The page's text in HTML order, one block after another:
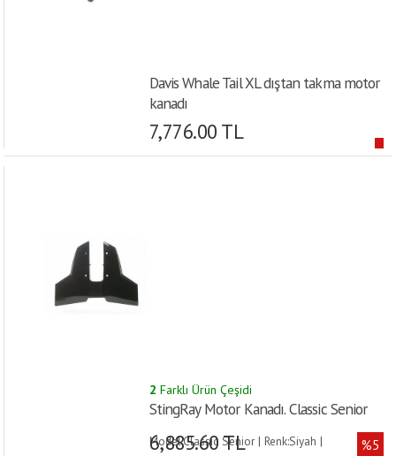
Davis Whale Tail XL dıştan takma motor
kanadı
7,776.00 TL
2 Farklı Ürün Çeşidi
StingRay Motor Kanadı. Classic Senior
Model:Classic Senior | Renk:Siyah |
6,885.60 TL %5